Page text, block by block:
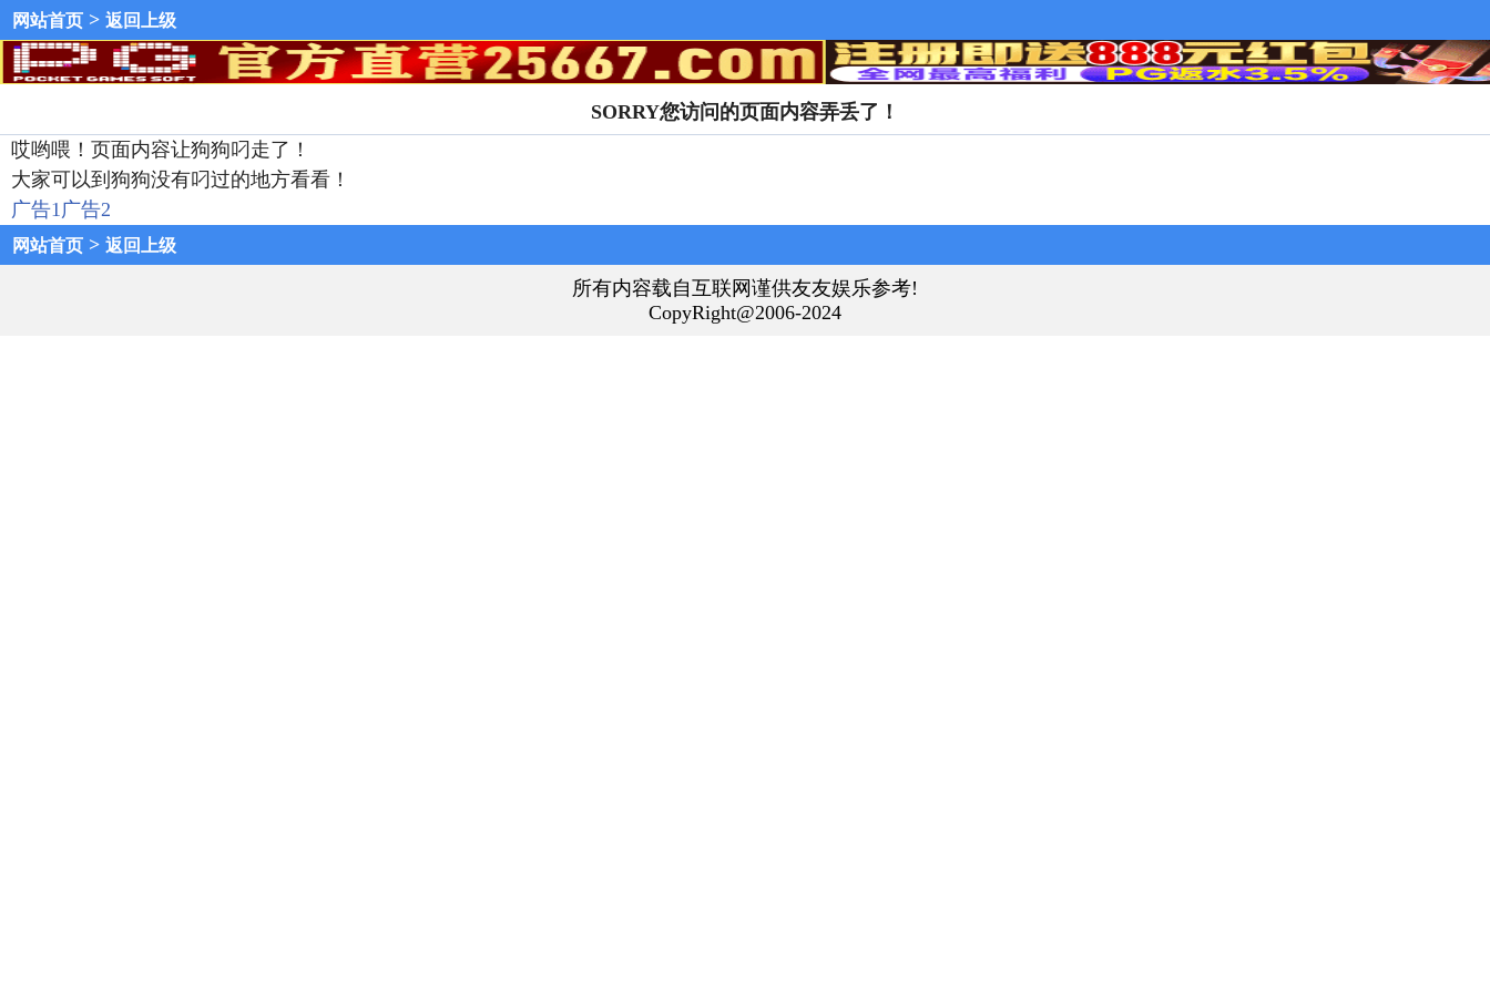
网站首页 > 返回上级
SORRY您访问的页面内容弄丢了！
哎哟喂！页面内容让狗狗叼走了！
大家可以到狗狗没有叼过的地方看看！
广告1广告2
网站首页 > 返回上级
所有内容载自互联网谨供友友娱乐参考!
CopyRight@2006-2024